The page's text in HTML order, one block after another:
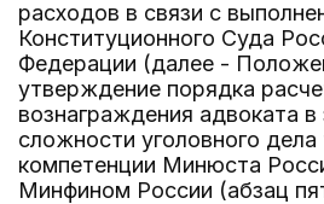
расходов в связи с
Конституционного Суда
Федерации (далее -
утверждение порядка
вознаграждения адвоката
сложности уголовного
компетенции Минюста
Минфином России (абзац